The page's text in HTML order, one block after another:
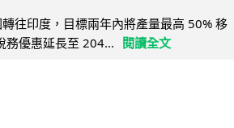
往印度，目標兩年內將產量最高 50% 移
務優惠延長至 204...
閱讀全文